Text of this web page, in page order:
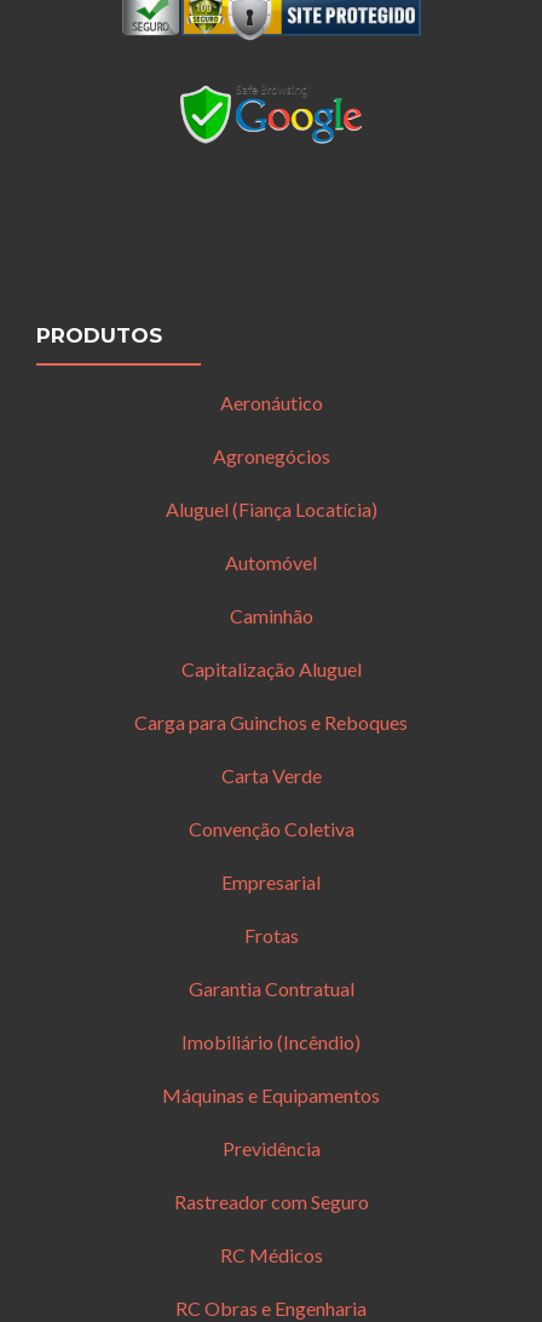
PRODUTOS
Aeronáutico
Agronegócios
Aluguel (Fiança Locatícia)
Automóvel
Caminhão
Capitalização Aluguel
Carga para Guinchos e Reboques
Carta Verde
Convenção Coletiva
Empresarial
Frotas
Garantia Contratual
Imobiliário (Incêndio)
Máquinas e Equipamentos
Previdência
Rastreador com Seguro
RC Médicos
RC Obras e Engenharia